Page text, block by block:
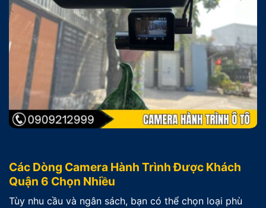
Các Dòng Camera Hành Trình Được Khách
Quận 6 Chọn Nhiều
Tùy nhu cầu và ngân sách, bạn có thể chọn loại phù